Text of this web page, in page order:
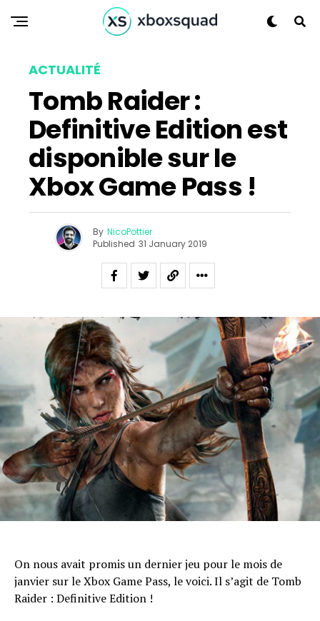
ACTUALITÉ
Tomb Raider :
Definitive Edition est
disponible sur le
Xbox Game Pass !
By NicoPottier
Published 31 January 2019
On nous avait promis un dernier jeu pour le mois de
janvier sur le Xbox Game Pass, le voici. Il s’agit de Tomb
Raider : Definitive Edition !
Flipboard
Reddit
Pinterest
Whatsapp
Email